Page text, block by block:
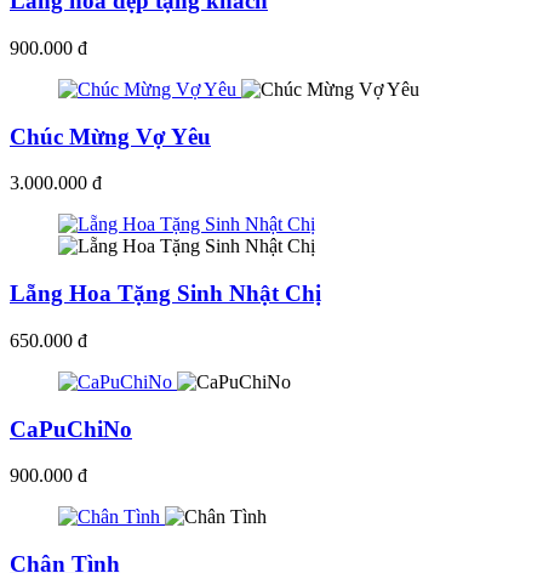
900.000 đ
Chúc Mừng Vợ Yêu
3.000.000 đ
Lẵng Hoa Tặng Sinh Nhật Chị
650.000 đ
CaPuChiNo
900.000 đ
Chân Tình